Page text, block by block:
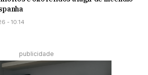
- 10:14
publicidade